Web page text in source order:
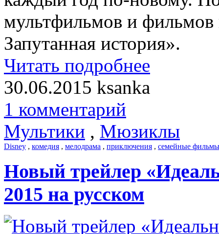
мультфильмов и фильмов
Запутанная история».
Читать подробнее
30.06.2015 ksanka
1 комментарий
Мультики , Мюзиклы
Disney , комедия , мелодрама , приключения , семейные фильмы
Новый трейлер
2015 на русском